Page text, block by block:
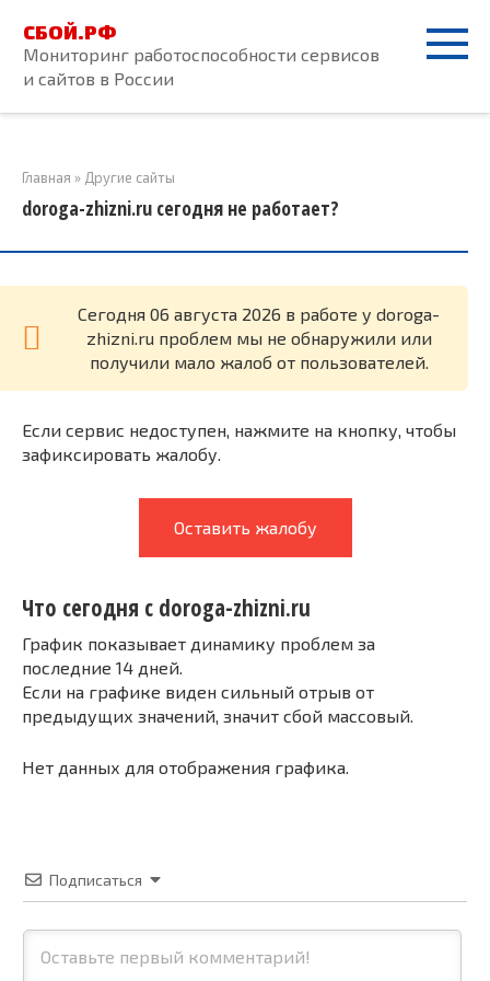
контенту
СБОЙ.РФ
Мониторинг работоспособности сервисов
и сайтов в России
Главная » Другие сайты
doroga-zhizni.ru сегодня не работает?
Cегодня 06 августа 2026 в работе у doroga-
zhizni.ru проблем мы не обнаружили или
получили мало жалоб от пользователей.
Если сервис недоступен, нажмите на кнопку, чтобы
зафиксировать жалобу.
Оставить жалобу
Что сегодня с doroga-zhizni.ru
График показывает динамику проблем за
последние 14 дней.
Если на графике виден сильный отрыв от
предыдущих значений, значит сбой массовый.
Нет данных для отображения графика.
Подписаться